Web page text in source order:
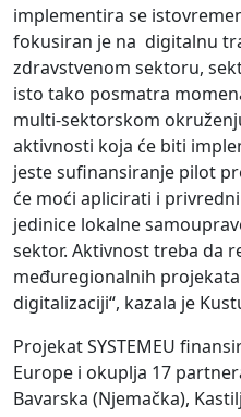
implementira se
fokusiran je na digitalnu
zdravstvenom sektoru,
isto tako posmatra
multi-sektorskom
aktivnosti koja će biti
jeste sufinansiranje pilot
će moći aplicirati i
jedinice lokalne
sektor. Aktivnost treba da
međuregionalnih
digitalizaciji“, kazala je
Projekat SYSTEMEU
Europe i okuplja 17
Bavarska (Njemačka),